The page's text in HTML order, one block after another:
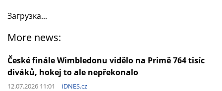
Загрузка...
More news:
České finále Wimbledonu vidělo na Primě 764 tisíc
diváků, hokej to ale nepřekonalo
12.07.2026 11:01 iDNES.cz